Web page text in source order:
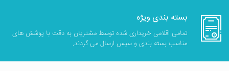
بسته بندی ویژه
تمامی اقلامی خریداری شده توسط مشتریان به دقت با پوشش های
مناسب بسته بندی و سپس ارسال می گردند.